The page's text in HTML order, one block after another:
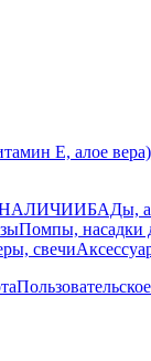
Е, алое вера)
БАДы,
Помпы, насадки
свечи